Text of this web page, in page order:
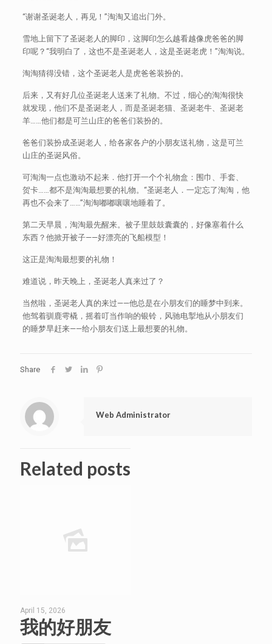
“谢谢圣诞老人，再见！”淘淘又追出门外。
雪地上留下了圣诞老人的脚印，这脚印怎么越看越像虎爸爸的脚
印呢？“我明白了，这也不是圣诞老人，这是圣诞老虎！”淘淘说。
淘淘猜得没错，这个圣诞老人是虎爸爸装扮的。
后来，又有好几位圣诞老人送来了礼物。不过，细心的淘淘很快
就发现，他们不是圣诞老人，而是圣诞老猫、圣诞老牛、圣诞老
羊……他们都是可兰山庄的爸爸们装扮的。
爸爸们装扮成圣诞老人，给各家各户的小朋友送礼物，这是可兰
山庄的圣诞风俗。
可淘淘一点也激动不起来．他打开一个个礼物盒：围巾、手套、
贺卡……都不是淘淘最想要的礼物。“圣诞老人．一定忘了淘淘，他
再也不会来了……”淘淘嘟嘟嚷嚷地睡着了。
第二天早晨，淘淘最先醒来。被子里鼓鼓囊囊的，好像塞着什么
东西？他掀开被子——好漂亮的飞船模型！
这正是淘淘最想要的礼物！
难道说，昨天晚上，圣诞老人真来过了？
当然啦，圣诞老人真的来过——他总是在小朋友们的睡梦中到来。
他驾着驯鹿雩橇，摇着叮当作响的银铃，风驰电掣地从小朋友们
的睡梦旱赶来——给小朋友们送上最想要的礼物。
Share
Web Administrator
Related posts
April 15, 2026
我的好朋友